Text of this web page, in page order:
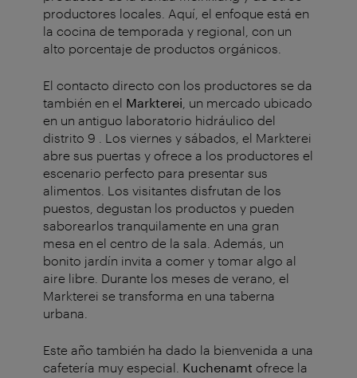
productores locales. Aquí, el enfoque está en
la cocina de temporada y regional, con un
alto porcentaje de productos orgánicos.
El contacto directo con los productores se da
también en el Markterei , un mercado ubicado
en un antiguo laboratorio hidráulico del
distrito 9 . Los viernes y sábados, el Markterei
abre sus puertas y ofrece a los productores el
escenario perfecto para presentar sus
alimentos. Los visitantes disfrutan de los
puestos, degustan los productos y pueden
saborearlos tranquilamente en una gran
mesa en el centro de la sala. Además, un
bonito jardín invita a comer y tomar algo al
aire libre. Durante los meses de verano, el
Markterei se transforma en una taberna
urbana.
Este año también ha dado la bienvenida a una
cafetería muy especial. Kuchenamt ofrece la